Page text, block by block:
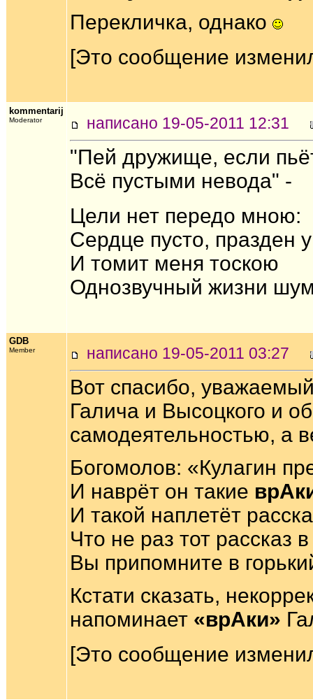
Перекличка, однако
[Это сообщение
kommentarij
Moderator написано 19-05-2011 12:31
"Пей дружище, если
Всё пустыми невода" -
Цели нет передо мною:
Сердце пусто, празден
И томит меня тоскою
Однозвучный жизни
GDB
Member написано 19-05-2011 03:27
Вот спасибо,
Галича и Высоцкого и
самодеятельностью, а
Богомолов: «Кулагин
И наврёт он такие
И такой наплетёт
Что не раз тот рассказ
Вы припомните в
Кстати сказать,
напоминает «врАки»
[Это сообщение